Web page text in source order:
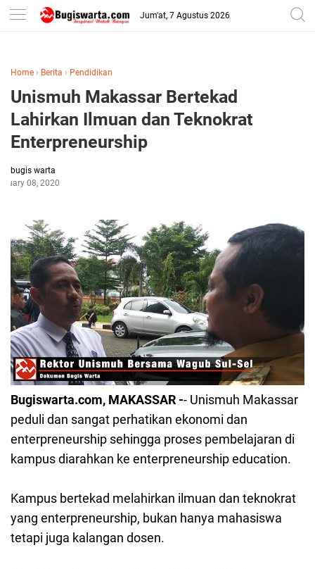
-->
Jum'at, 7 Agustus 2026
Home › Berita › Pendidikan
Unismuh Makassar Bertekad
Lahirkan Ilmuan dan Teknokrat
Enterpreneurship
bugis warta
08, 2020
Bugiswarta.com, MAKASSAR -- Unismuh Makassar
peduli dan sangat perhatikan ekonomi dan
enterpreneurship sehingga proses pembelajaran di
kampus diarahkan ke enterpreneurship education.
Kampus bertekad melahirkan ilmuan dan teknokrat
yang enterpreneurship, bukan hanya mahasiswa
tetapi juga kalangan dosen.